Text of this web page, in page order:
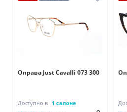
Оправа Just Cavalli 073 300
Доступно в 1 салоне